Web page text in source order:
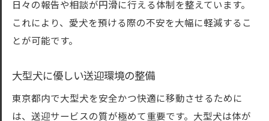
日々の報告や相談が円滑に行える体制を整えています。
これにより、愛犬を預ける際の不安を大幅に軽減するこ
とが可能です。
大型犬に優しい送迎環境の整備
東京都内で大型犬を安全かつ快適に移動させるために
は、送迎サービスの質が極めて重要です。大型犬は体が